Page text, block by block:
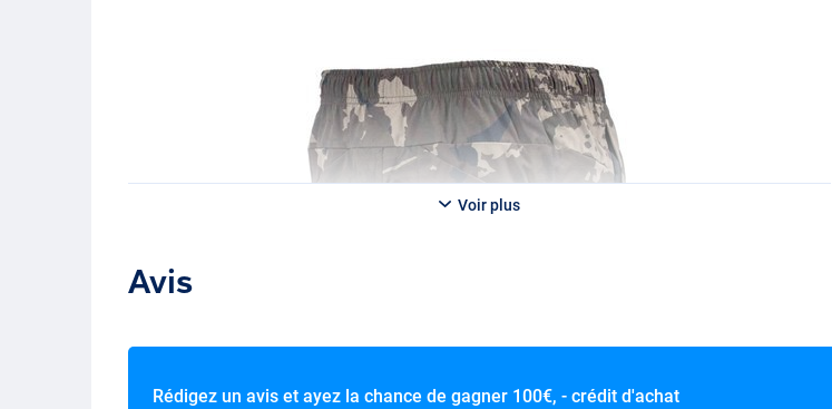
Voir plus
Avis
Rédigez un avis et ayez la chance de gagner 100€, - crédit d'achat